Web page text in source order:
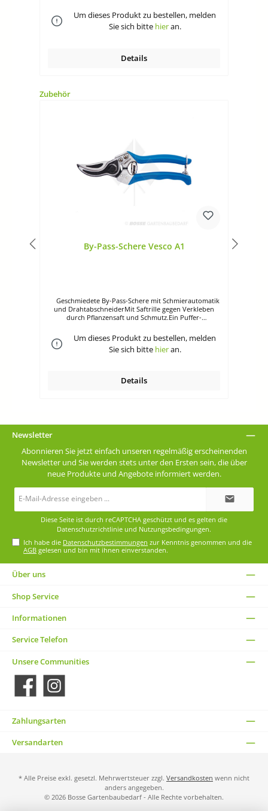
ausverkauft. Sie können bei uns die selbe Schere in
Farbe schwarz bestellen vom Hersteller SCHATTEN. Art.
11507
Um dieses Produkt zu bestellen, melden
Sie sich bitte hieran.
Details
Produktgalerie überspringen
Zubehör
By-Pass-Schere Vesco A1
und DrahtabschneiderMit Saftrille gegen Verkleben
durch Pflanzensaft und Schmutz.Ein Puffer-
Schmierautomatik und Drahtabschneider
Saftrille gegen Verkleben Puffer-Stoßdämpfer Länge:
21 cmGewicht: 240 g
Um dieses Produkt zu bestellen, melden
Sie sich bitte hieran.
Details
Newsletter
Abonnieren Sie jetzt einfach unseren regelmäßig erscheinenden
Newsletter und Sie werden stets unter den Ersten sein, die über
neue Produkte und Angebote informiert werden.
Diese Seite ist durch reCAPTCHA geschützt und es gelten die
Datenschutzrichtlinie und Nutzungsbedingungen.
Ich habe die Datenschutzbestimmungen zur Kenntnis genommen und die
AGB gelesen und bin mit ihnen einverstanden.
Über uns
Shop Service
Informationen
Service Telefon
Unsere Communities
Facebook Instagram
Zahlungsarten
Versandarten
* Alle Preise exkl. gesetzl. Mehrwertsteuer zzgl. Versandkosten wenn nicht
anders angegeben.
© 2026 Bosse Gartenbaubedarf - Alle Rechte vorbehalten.